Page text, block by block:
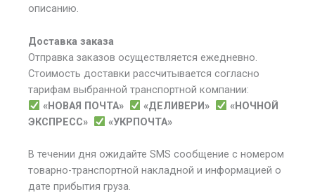
описанию.
Доставка заказа
Отправка заказов осуществляется ежедневно.
Стоимость доставки рассчитывается согласно
тарифам выбранной транспортной компании:
«НОВАЯ ПОЧТА»
«ДЕЛИВЕРИ»
«НОЧНОЙ
ЭКСПРЕСС»
«УКРПОЧТА»
В течении дня ожидайте SMS сообщение с номером
товарно-транспортной накладной и информацией о
дате прибытия груза.